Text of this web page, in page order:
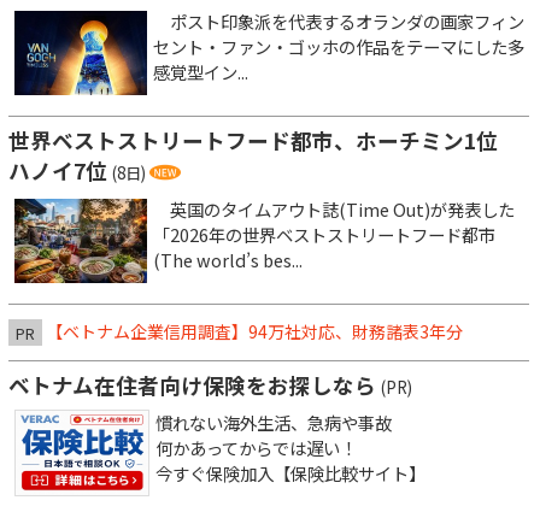
ポスト印象派を代表するオランダの画家フィン
セント・ファン・ゴッホの作品をテーマにした多
感覚型イン...
世界ベストストリートフード都市、ホーチミン1位
ハノイ7位 (8日)
英国のタイムアウト誌(Time Out)が発表した
「2026年の世界ベストストリートフード都市
(The world’s bes...
PR 【ベトナム企業信用調査】94万社対応、財務諸表3年分
ベトナム在住者向け保険をお探しなら (PR)
慣れない海外生活、急病や事故
何かあってからでは遅い！
今すぐ保険加入【保険比較サイト】